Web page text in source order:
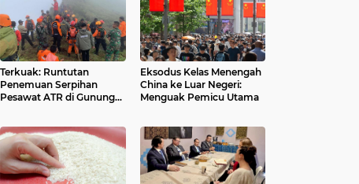
Terkuak: Runtutan
Penemuan Serpihan
Pesawat ATR di Gunung
Eksodus Kelas Menengah
China ke Luar Negeri:
Menguak Pemicu Utama